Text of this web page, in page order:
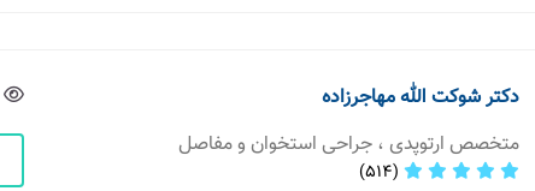
دکتر شوکت الله مهاجرزاده
متخصص ارتوپدی ، جراحی استخوان و مفاصل
(514)